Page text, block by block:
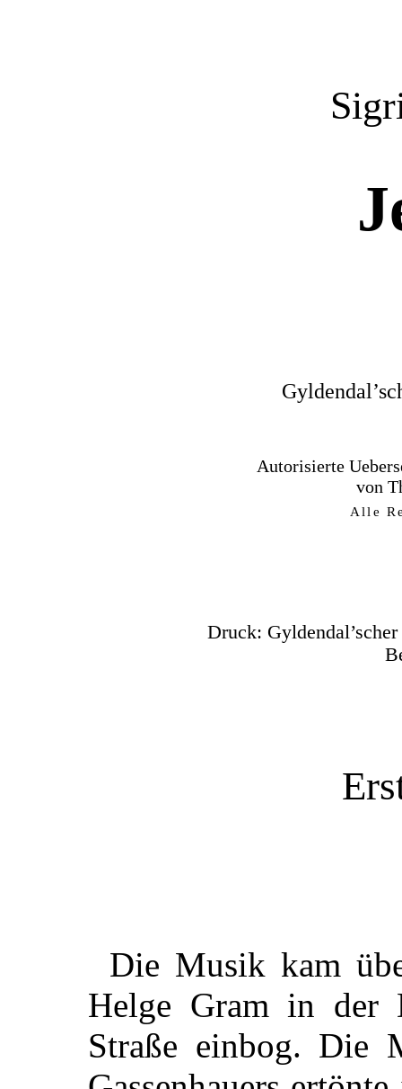
Autorisierte
von
Alle
Druck:
Die Musik kam
Helge Gram in der
Straße einbog. Die